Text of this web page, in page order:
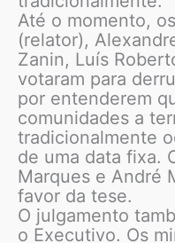
Até o momento,
(relator),
Zanin, Luís
votaram para
por entenderem
comunidades a
tradicionalmente
de uma data fixa.
Marques e André
favor da tese.
O julgamento
o Executivo. Os